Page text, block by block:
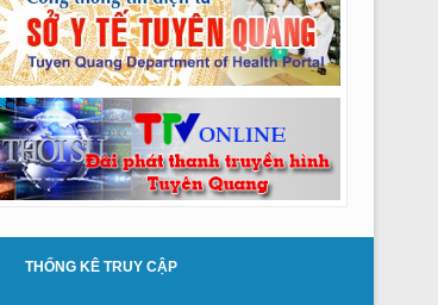
Thông báo số: 269/TMBG-BVĐK ngày
24/07/2026 của V/v Thư mời mũi khoan vít
k.RHM
Thông báo số: 270/TMBG-BVĐK ngày
24/07/2026 của V/v Thư mời MS dù bve tắc
mạch ngoại biên k.CĐHA (lần 2)
Thông báo số: 262/TMBG-BVĐK ngày
23/07/2026 của V/v TM thuê Phantom hiệu
Thông báo số: 263/TMBG-BVĐK ngày
THỐNG KÊ TRUY CẬP